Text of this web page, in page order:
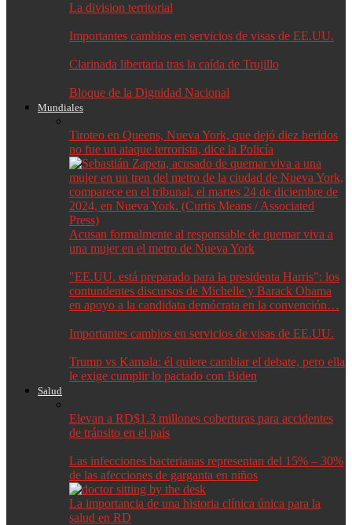
La division territorial
Importantes cambios en servicios de visas de EE.UU.
Clarinada libertaria tras la caída de Trujillo
Bloque de la Dignidad Nacional
Mundiales
Tiroteo en Queens, Nueva York, que dejó diez heridos
no fue un ataque terrorista, dice la Policía
Acusan formalmente al responsable de quemar viva a
una mujer en el metro de Nueva York
"EE.UU. está preparado para la presidenta Harris": los
contundentes discursos de Michelle y Barack Obama
en apoyo a la candidata demócrata en la convención…
Importantes cambios en servicios de visas de EE.UU.
Trump vs Kamala: él quiere cambiar el debate, pero ella
le exige cumplir lo pactado con Biden
Salud
Elevan a RD$1.3 millones coberturas para accidentes
de tránsito en el país
Las infecciones bacterianas representan del 15% – 30%
de las afecciones de garganta en niños
La importancia de una historia clínica única para la
salud en RD